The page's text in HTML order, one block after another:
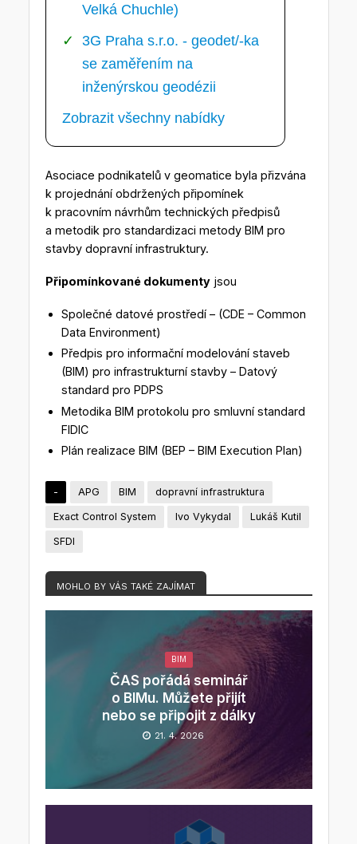
Velká Chuchle)
3G Praha s.r.o. - geodet/-ka
se zaměřením na
inženýrskou geodézii
Zobrazit všechny nabídky
Asociace podnikatelů v geomatice byla přizvána
k projednání obdržených připomínek
k pracovním návrhům technických předpisů
a metodik pro standardizaci metody BIM pro
stavby dopravní infrastruktury.
Připomínkované dokumentyjsou
Společné datové prostředí – (CDE – Common
Data Environment)
Předpis pro informační modelování staveb
(BIM) pro infrastrukturní stavby – Datový
standard pro PDPS
Metodika BIM protokolu pro smluvní standard
FIDIC
Plán realizace BIM (BEP – BIM Execution Plan)
- APG BIM dopravní infrastruktura
Exact Control System Ivo Vykydal Lukáš Kutil
SFDI
MOHLO BY VÁS TAKÉ ZAJÍMAT
BIM
ČAS pořádá seminář
o BIMu. Můžete přijít
nebo se připojit z dálky
21. 4. 2026